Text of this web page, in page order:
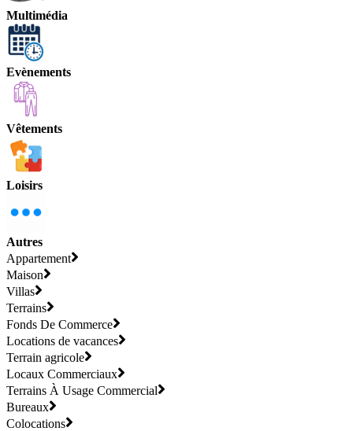
Multimédia
Evènements
Vêtements
Loisirs
Autres
Appartement
Maison
Villas
Terrains
Fonds De Commerce
Locations de vacances
Terrain agricole
Locaux Commerciaux
Terrains À Usage Commercial
Bureaux
Colocations